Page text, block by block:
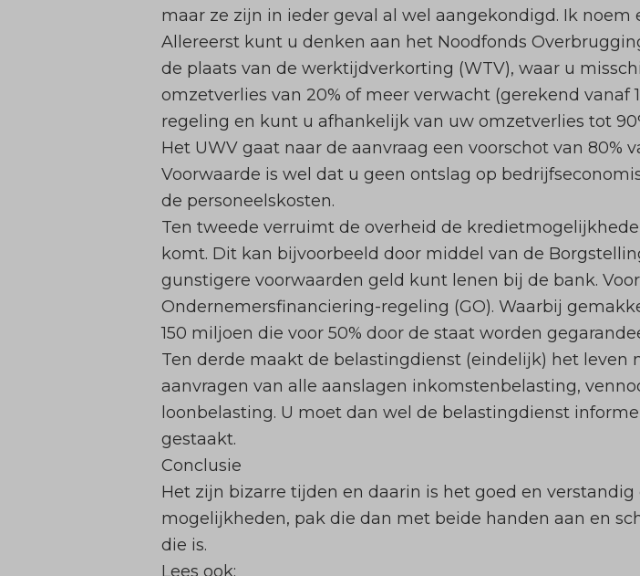
maar ze zijn in ieder geval al wel aangekondigd. Ik noem
Allereerst kunt u denken aan het Noodfonds
de plaats van de werktijdverkorting (WTV), waar u
omzetverlies van 20% of meer verwacht (gerekend
regeling en kunt u afhankelijk van uw omzetverlies tot
Het UWV gaat naar de aanvraag een voorschot van
Voorwaarde is wel dat u geen ontslag op
de personeelskosten.
Ten tweede verruimt de overheid de
komt. Dit kan bijvoorbeeld door middel van de
gunstigere voorwaarden geld kunt lenen bij de bank.
Ondernemersfinanciering-regeling (GO). Waarbij
150 miljoen die voor 50% door de staat worden
Ten derde maakt de belastingdienst (eindelijk) het
aanvragen van alle aanslagen inkomstenbelasting,
loonbelasting. U moet dan wel de belastingdienst
gestaakt.
Conclusie
Het zijn bizarre tijden en daarin is het goed en
mogelijkheden, pak die dan met beide handen aan en
die is.
Lees ook: